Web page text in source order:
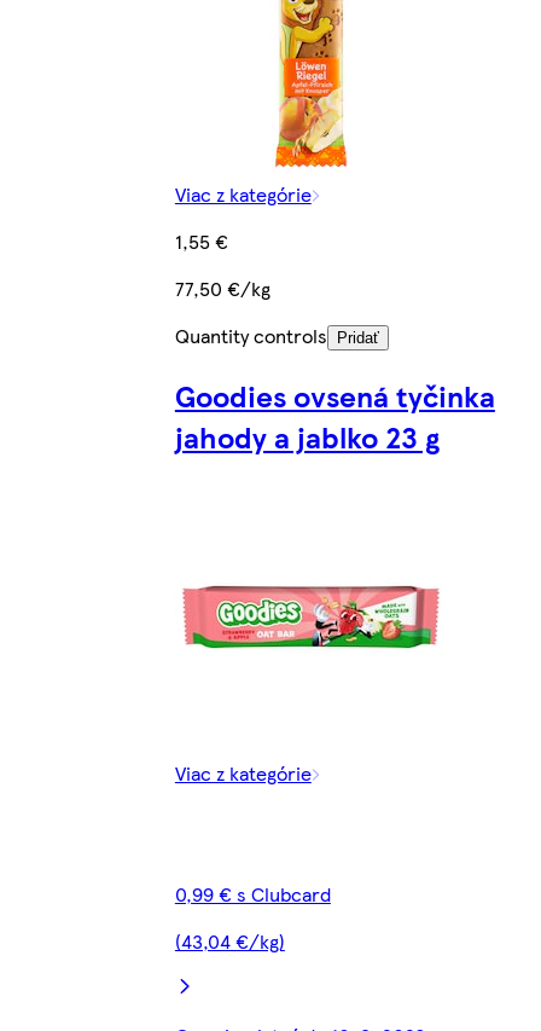
Viac z kategórie
1,55 €
77,50 €/kg
Quantity controls
Pridať
Goodies ovsená tyčinka
jahody a jablko 23 g
Viac z kategórie
0,99 € s Clubcard
(43,04 €/kg)